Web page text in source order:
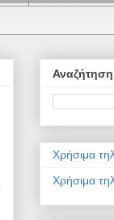
Αναζήτηση
Χρήσιμα
Χρήσιμα